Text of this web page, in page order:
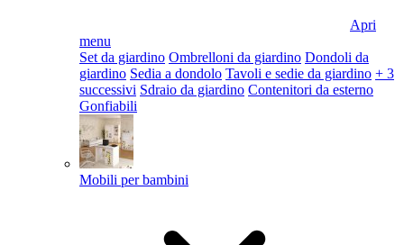
Apri
menu
Set da giardino Ombrelloni da giardino Dondoli da
giardino Sedia a dondolo Tavoli e sedie da giardino + 3
successivi Sdraio da giardino Contenitori da esterno
Gonfiabili
Mobili per bambini